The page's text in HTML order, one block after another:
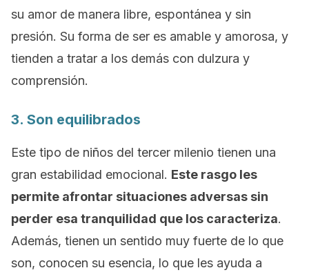
su amor de manera libre, espontánea y sin
presión. Su forma de ser es amable y amorosa, y
tienden a tratar a los demás con dulzura y
comprensión.
3. Son equilibrados
Este tipo de niños del tercer milenio tienen una
gran estabilidad emocional. Este rasgo les
permite afrontar situaciones adversas sin
perder esa tranquilidad que los caracteriza.
Además, tienen un sentido muy fuerte de lo que
son, conocen su esencia, lo que les ayuda a